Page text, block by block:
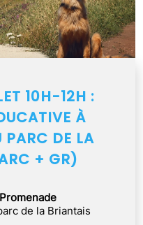
10H-12H :
À
DE LA
+ GR)
Promenade
de la Briantais